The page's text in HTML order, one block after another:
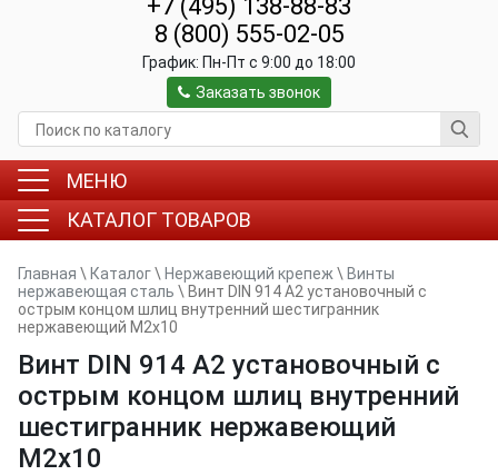
+7 (495) 138-88-83
8 (800) 555-02-05
График: Пн-Пт c 9:00 до 18:00
Заказать звонок
МЕНЮ
КАТАЛОГ ТОВАРОВ
Главная \ Каталог\ Нержавеющий крепеж \ Винты
нержавеющая сталь \ Винт DIN 914 А2 установочный с
острым концом шлиц внутренний шестигранник
нержавеющий M2x10
Винт DIN 914 А2 установочный с
острым концом шлиц внутренний
шестигранник нержавеющий
M2x10